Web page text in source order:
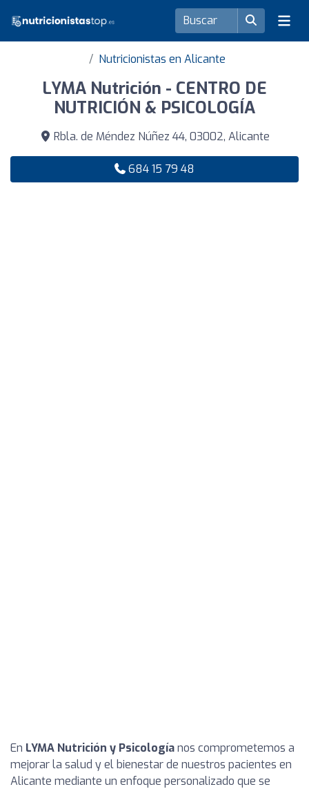
Nutricionistas en Alicante
LYMA Nutrición - CENTRO DE
NUTRICIÓN & PSICOLOGÍA
Rbla. de Méndez Núñez 44, 03002, Alicante
684 15 79 48
En LYMA Nutrición y Psicologíanos comprometemos a
mejorar la salud y el bienestar de nuestros pacientes en
Alicante mediante un enfoque personalizado que se